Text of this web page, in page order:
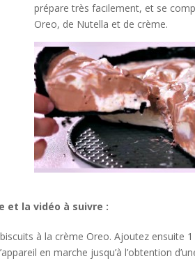
prépare très facilement, et se
Oreo, de Nutella et de crème.
et la vidéo à suivre :
à la crème Oreo. Ajoutez ensuite
en marche jusqu’à l’obtention